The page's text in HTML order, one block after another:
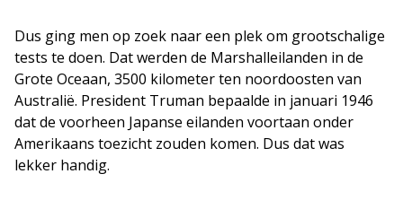
Dus ging men op zoek naar een plek om grootschalige
tests te doen. Dat werden de Marshalleilanden in de
Grote Oceaan, 3500 kilometer ten noordoosten van
Australië. President Truman bepaalde in januari 1946
dat de voorheen Japanse eilanden voortaan onder
Amerikaans toezicht zouden komen. Dus dat was
lekker handig.